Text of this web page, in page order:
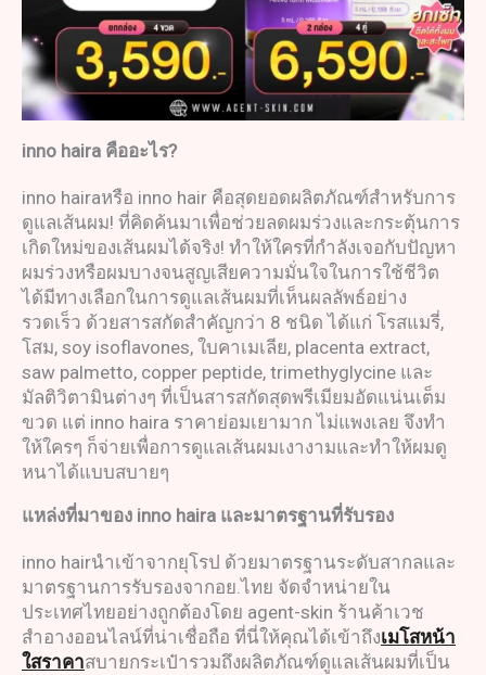
inno haira คืออะไร?
inno hairaหรือ inno hair คือสุดยอดผลิตภัณฑ์สำหรับการ
ดูแลเส้นผม! ที่คิดค้นมาเพื่อช่วยลดผมร่วงและกระตุ้นการ
เกิดใหม่ของเส้นผมได้จริง! ทำให้ใครที่กำลังเจอกับปัญหา
ผมร่วงหรือผมบางจนสูญเสียความมั่นใจในการใช้ชีวิต
ได้มีทางเลือกในการดูแลเส้นผมที่เห็นผลลัพธ์อย่าง
รวดเร็ว ด้วยสารสกัดสำคัญกว่า 8 ชนิด ได้แก่ โรสแมรี่,
โสม, soy isoflavones, ใบคาเมเลีย, placenta extract,
saw palmetto, copper peptide, trimethyglycine และ
มัลติวิตามินต่างๆ ที่เป็นสารสกัดสุดพรีเมียมอัดแน่นเต็ม
ขวด แต่ inno haira ราคาย่อมเยามาก ไม่แพงเลย จึงทำ
ให้ใครๆ ก็จ่ายเพื่อการดูแลเส้นผมเงางามและทำให้ผมดู
หนาได้แบบสบายๆ
แหล่งที่มาของ inno haira และมาตรฐานที่รับรอง
inno hairนำเข้าจากยุโรป ด้วยมาตรฐานระดับสากลและ
มาตรฐานการรับรองจากอย.ไทย จัดจำหน่ายใน
ประเทศไทยอย่างถูกต้องโดย agent-skin ร้านค้าเวช
สำอางออนไลน์ที่น่าเชื่อถือ ที่นี่ให้คุณได้เข้าถึงเมโสหน้า
ใสราคาสบายกระเป๋ารวมถึงผลิตภัณฑ์ดูแลเส้นผมที่เป็น